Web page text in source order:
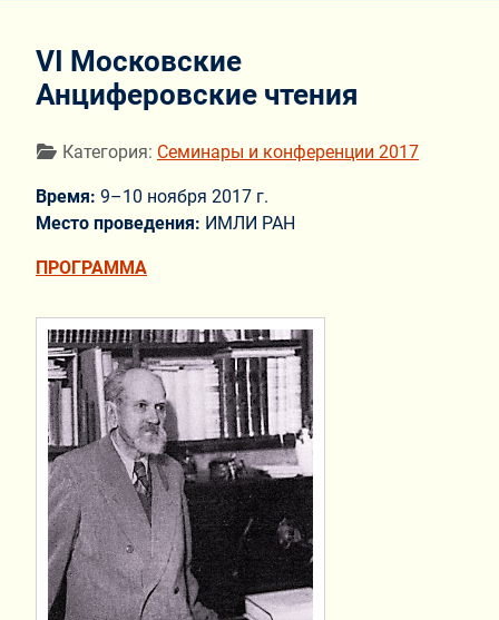
VI Московские
Анциферовские чтения
Информация о материале
Категория: Семинары и конференции 2017
Время: 9–10 ноября 2017 г.
Место проведения: ИМЛИ РАН
ПРОГРАММА